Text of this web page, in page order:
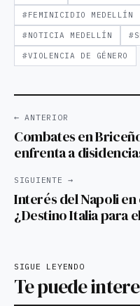
#FEMINICIDIO MEDELLÍN
#NOTICIA MEDELLÍN
#VIOLENCIA DE GÉNERO
← ANTERIOR
Combates en
enfrenta a
SIGUIENTE →
Interés del Napoli
¿Destino Italia para
SIGUE LEYENDO
Te puede